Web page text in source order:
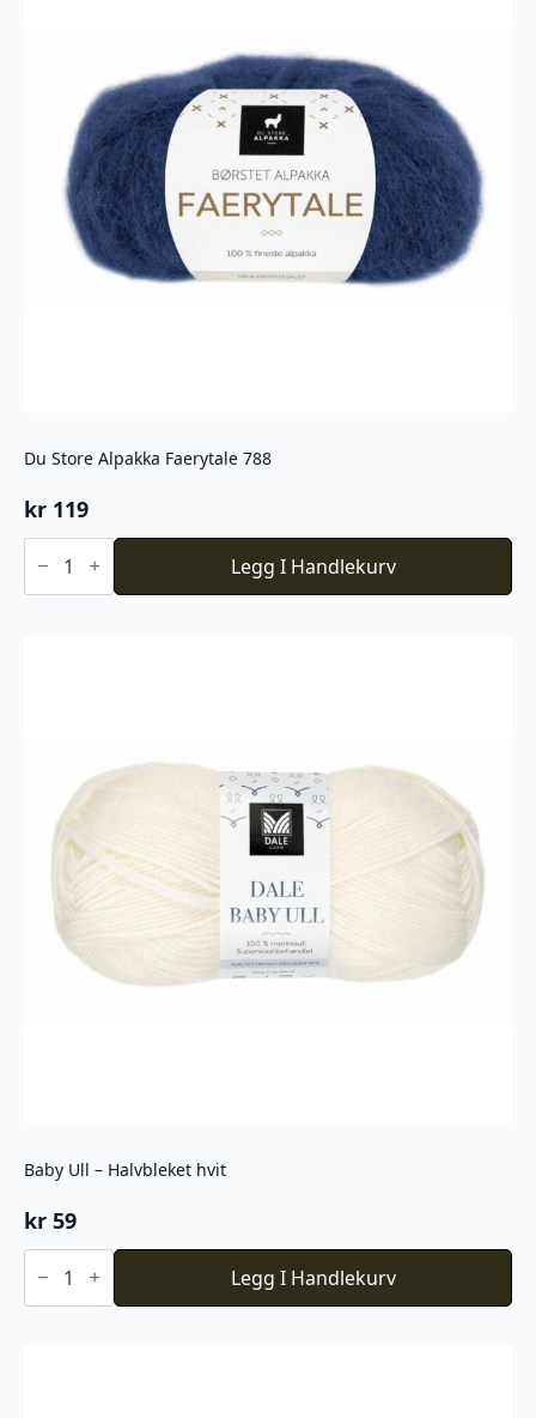
Du Store Alpakka Faerytale 788
kr 119
Du
Store
Faerytale
Legg I Handlekurv
Baby Ull – Halvbleket hvit
kr 59
Baby
Ull
Halvbleket
Legg I Handlekurv